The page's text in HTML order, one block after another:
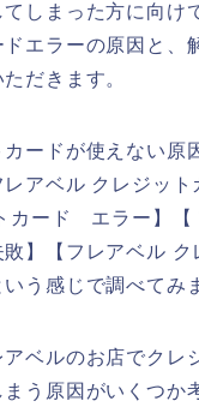
てしまった方に向け
エラーの原因と、
だきます。
ードが使えない原
アベル クレジット
カード エラー】【
】【フレアベル ク
う感じで調べてみ
ベルのお店でクレ
う原因がいくつか